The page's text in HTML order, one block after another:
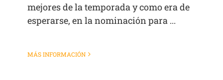
mejores de la temporada y como era de
esperarse, en la nominación para ...
MÁS INFORMACIÓN